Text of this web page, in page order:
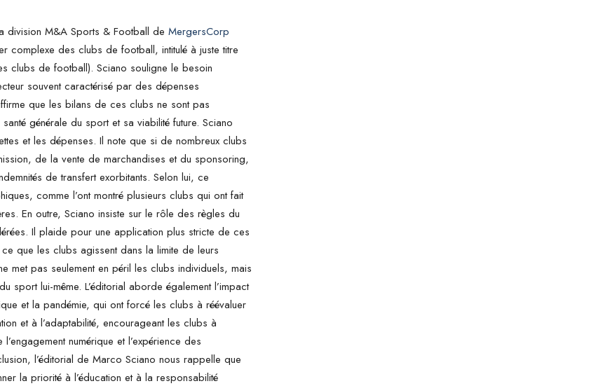
division M&A Sports & Football de MergersCorp
complexe des clubs de football, intitulé à juste titre
clubs de football). Sciano souligne le besoin
souvent caractérisé par des dépenses
que les bilans de ces clubs ne sont pas
générale du sport et sa viabilité future. Sciano
et les dépenses. Il note que si de nombreux clubs
de la vente de marchandises et du sponsoring,
de transfert exorbitants. Selon lui, ce
comme l’ont montré plusieurs clubs qui ont fait
En outre, Sciano insiste sur le rôle des règles du
Il plaide pour une application plus stricte de ces
que les clubs agissent dans la limite de leurs
met pas seulement en péril les clubs individuels, mais
sport lui-même. L’éditorial aborde également l’impact
et la pandémie, qui ont forcé les clubs à réévaluer
et à l’adaptabilité, encourageant les clubs à
numérique et l’expérience des
l’éditorial de Marco Sciano nous rappelle que
la priorité à l’éducation et à la responsabilité